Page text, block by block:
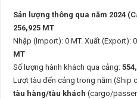
Sản lượng thông qua năm 2024
256,925 MT
Nhập (Import): 0 MT. Xuất (Export):
MT
Số lượng hành khách qua cảng:
Lượt tàu đến cảng trong năm (Ship
tàu hàng/tàu khách (cargo/